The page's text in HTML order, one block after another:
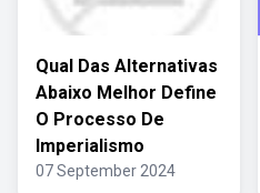
Qual Das Alternativas
Abaixo Melhor Define
O Processo De
Imperialismo
07 September 2024